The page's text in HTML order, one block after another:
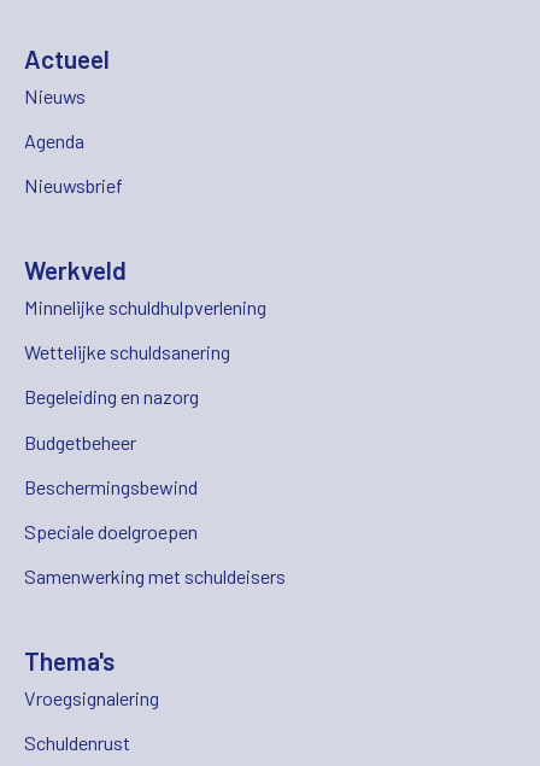
Actueel
Nieuws
Agenda
Nieuwsbrief
Werkveld
Minnelijke schuldhulpverlening
Wettelijke schuldsanering
Begeleiding en nazorg
Budgetbeheer
Beschermingsbewind
Speciale doelgroepen
Samenwerking met schuldeisers
Thema's
Vroegsignalering
Schuldenrust